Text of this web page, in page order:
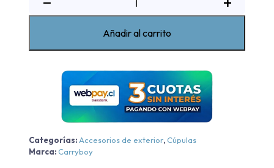
2019-
2025
cantidad
Añadir al carrito
Categorías: Accesorios de exterior,Cúpulas
Marca:Carryboy